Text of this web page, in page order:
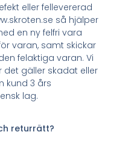
eller fellevererad
så hjälper
en ny felfri vara
varan, samt skickar
felaktiga varan. Vi
det gäller skadat eller
kund 3 års
lag.
returrätt?